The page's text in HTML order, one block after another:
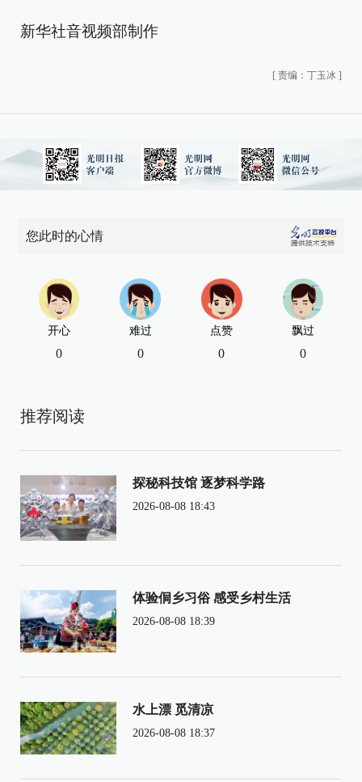
新华社音视频部制作
[ 责编：丁玉冰 ]
您此时的心情
开心
0
难过
0
点赞
0
飘过
0
推荐阅读
探秘科技馆 逐梦科学路
2026-08-08 18:43
体验侗乡习俗 感受乡村生活
2026-08-08 18:39
水上漂 觅清凉
2026-08-08 18:37